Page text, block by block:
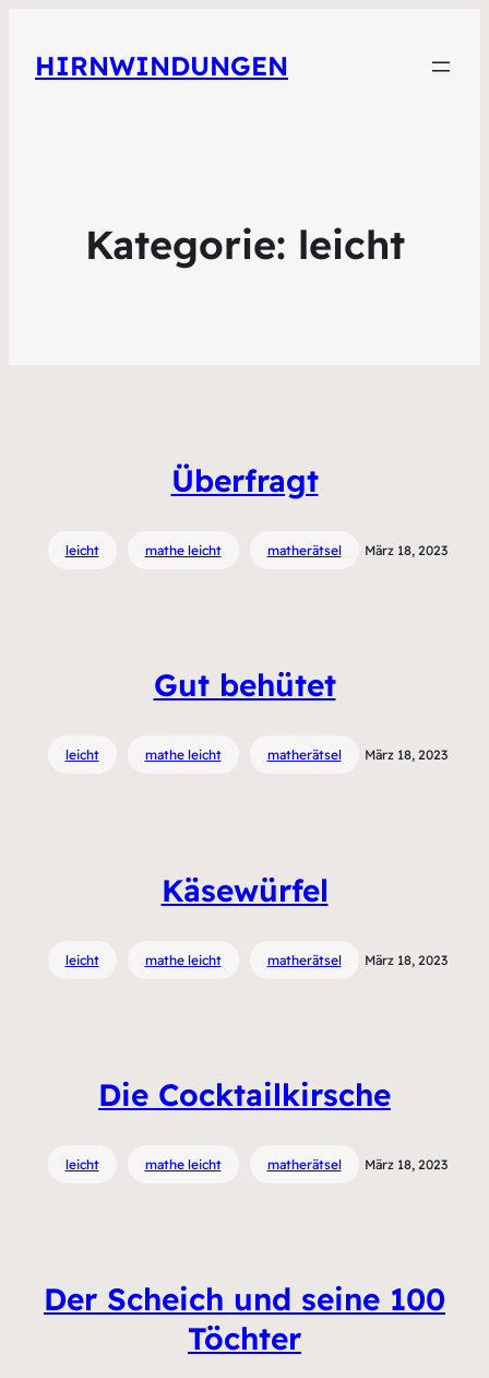
HIRNWINDUNGEN
Kategorie: leicht
Überfragt
leicht mathe leicht matherätsel März 18, 2023
Gut behütet
leicht mathe leicht matherätsel März 18, 2023
Käsewürfel
leicht mathe leicht matherätsel März 18, 2023
Die Cocktailkirsche
leicht mathe leicht matherätsel März 18, 2023
Der Scheich und seine 100
Töchter